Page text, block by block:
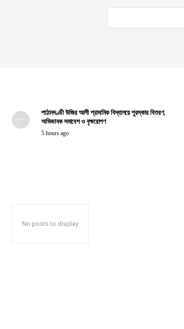
পাঠানদণ্ডী উজির আলী প্রাথমিক বিদ্যালয়ে পুরস্কার বিতরণ,
অভিভাবক সমাবেশ ও বৃক্ষরোপণ
5 hours ago
No posts to display